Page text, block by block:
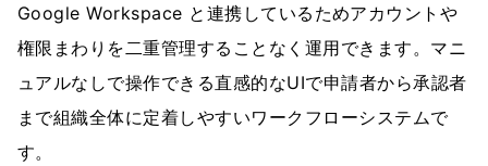
Google Workspace と連携しているためアカウントや
権限まわりを二重管理することなく運用できます。マニ
ュアルなしで操作できる直感的なUIで申請者から承認者
まで組織全体に定着しやすいワークフローシステムで
す。